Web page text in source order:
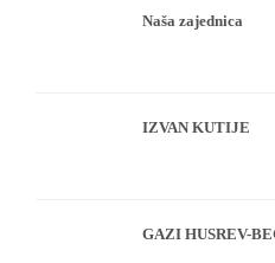
Naša zajednica
IZVAN KUTIJE
GAZI HUSREV-